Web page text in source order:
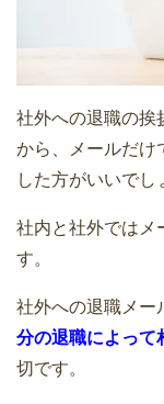
社外への退職の挨
から、メールだけ
した方がいいでし
社内と社外ではメ
す。
社外への退職メー
分の退職によって
切です。